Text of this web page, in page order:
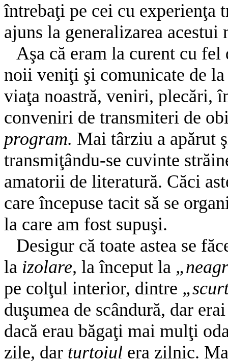
întrebaţi pe cei cu experienţa
ajuns la generalizarea acestui
Aşa că eram la curent cu
noii veniţi şi comunicate de
viaţa noastră, veniri, plecări,
conveniri de transmiteri de
program. Mai târziu a apărut
transmiţându-se cuvinte
amatorii de literatură. Căci
care începuse tacit să se
la care am fost supuşi.
Desigur că toate astea se
la izolare, la început la
pe colţul interior, dintre
duşumea de scândură, dar
dacă erau băgaţi mai mulţi
zile, dar turtoiul era zilnic.